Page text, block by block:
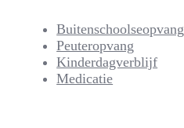
Buitenschoolseopvang
Peuteropvang
Kinderdagverblijf
Medicatie